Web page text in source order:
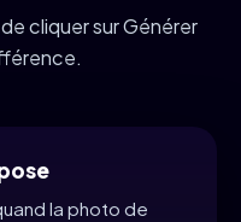
cliquer sur Générer
la photo de